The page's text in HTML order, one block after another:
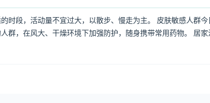
时段，活动量不宜过大，以散步、慢走为主。 皮肤敏感人群今
群，在风大、干燥环境下加强防护，随身携带常用药物。 居家